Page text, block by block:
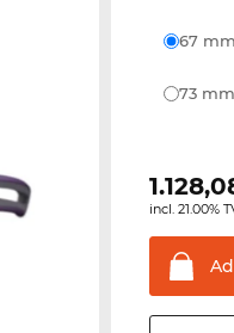
67
73
incl. 21.00%